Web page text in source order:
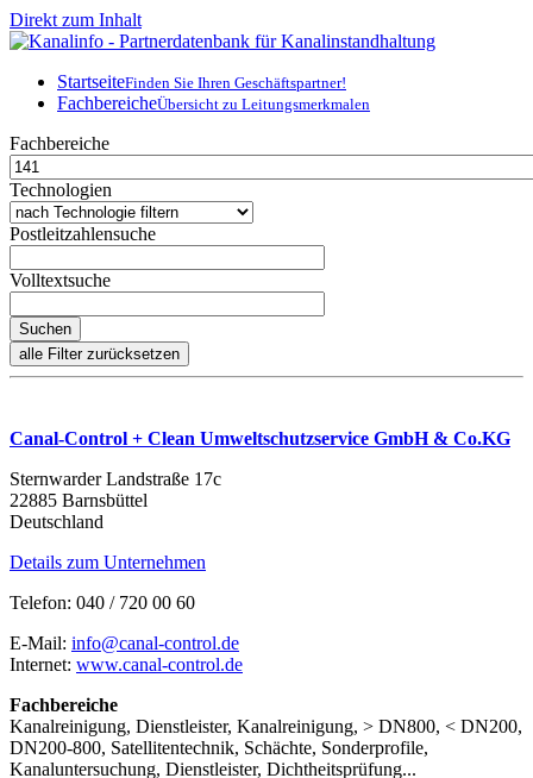
Direkt zum Inhalt
StartseiteFinden Sie Ihren Geschäftspartner!
FachbereicheÜbersicht zu Leitungsmerkmalen
Fachbereiche
Technologien
Postleitzahlensuche
Volltextsuche
Canal-Control + Clean Umweltschutzservice GmbH & Co.KG
Sternwarder Landstraße 17c
22885 Barnsbüttel
Deutschland
Details zum Unternehmen
Telefon: 040 / 720 00 60
E-Mail: info@canal-control.de
Internet: www.canal-control.de
Fachbereiche
Kanalreinigung, Dienstleister, Kanalreinigung, > DN800, < DN200,
DN200-800, Satellitentechnik, Schächte, Sonderprofile,
Kanaluntersuchung, Dienstleister, Dichtheitsprüfung...